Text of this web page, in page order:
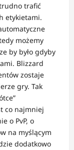
trafić
etykietami.
możemy
by było gdyby
Blizzard
zostaje
gry. Tak
co najmniej
o PvP, o
na myślącym
dodatkowo